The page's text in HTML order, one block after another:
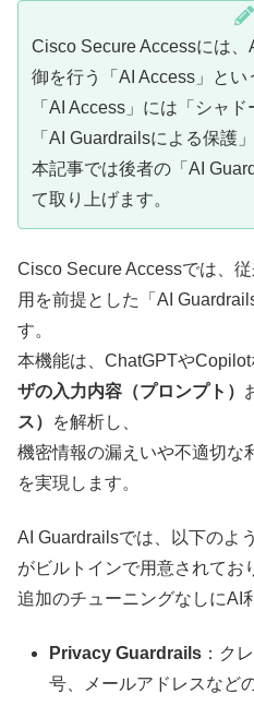
Cisco Secure Accessには
御を行う「AI Access」とい
「AI Access」には「シャ
「AI Guardrailsによる保護
本記事では後者の「AI
て取り上げます。
Cisco Secure Accessでは、
用を前提とした「AI
す。
本機能は、ChatGPTや
ザの入力内容（プロンプト）
ス）
を解析し、
機密情報の漏えいや不適切な
を実現します。
AI Guardrailsでは、以下のよ
がビルトインで用意されてお
追加のチューニングなしにAI
Privacy Guardrails ：ク
号、メールアドレスなど